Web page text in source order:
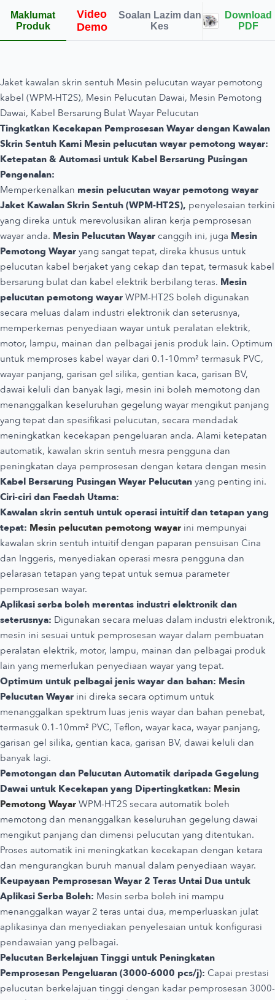
Maklumat
Produk
Video
Demo
Soalan Lazim dan
Kes
Download
PDF
Jaket kawalan skrin sentuh Mesin pelucutan wayar pemotong
kabel (WPM-HT2S), Mesin Pelucutan Dawai, Mesin Pemotong
Dawai, Kabel Bersarung Bulat Wayar Pelucutan
Tingkatkan Kecekapan Pemprosesan Wayar dengan Kawalan
Skrin Sentuh Kami Mesin pelucutan wayar pemotong wayar:
Ketepatan & Automasi untuk Kabel Bersarung Pusingan
Pengenalan:
Memperkenalkan mesin pelucutan wayar pemotong wayar
Jaket Kawalan Skrin Sentuh (WPM-HT2S), penyelesaian terkini
yang direka untuk merevolusikan aliran kerja pemprosesan
wayar anda. Mesin Pelucutan Wayar canggih ini, juga Mesin
Pemotong Wayar yang sangat tepat, direka khusus untuk
pelucutan kabel berjaket yang cekap dan tepat, termasuk kabel
bersarung bulat dan kabel elektrik berbilang teras. Mesin
pelucutan pemotong wayar WPM-HT2S boleh digunakan
secara meluas dalam industri elektronik dan seterusnya,
memperkemas penyediaan wayar untuk peralatan elektrik,
motor, lampu, mainan dan pelbagai jenis produk lain. Optimum
untuk memproses kabel wayar dari 0.1-10mm² termasuk PVC,
wayar panjang, garisan gel silika, gentian kaca, garisan BV,
dawai keluli dan banyak lagi, mesin ini boleh memotong dan
menanggalkan keseluruhan gegelung wayar mengikut panjang
yang tepat dan spesifikasi pelucutan, secara mendadak
meningkatkan kecekapan pengeluaran anda. Alami ketepatan
automatik, kawalan skrin sentuh mesra pengguna dan
peningkatan daya pemprosesan dengan ketara dengan mesin
Kabel Bersarung Pusingan Wayar Pelucutan yang penting ini.
Ciri-ciri dan Faedah Utama:
Kawalan skrin sentuh untuk operasi intuitif dan tetapan yang
tepat: Mesin pelucutan pemotong wayar ini mempunyai
kawalan skrin sentuh intuitif dengan paparan pensuisan Cina
dan Inggeris, menyediakan operasi mesra pengguna dan
pelarasan tetapan yang tepat untuk semua parameter
pemprosesan wayar.
Aplikasi serba boleh merentas industri elektronik dan
seterusnya: Digunakan secara meluas dalam industri elektronik,
mesin ini sesuai untuk pemprosesan wayar dalam pembuatan
peralatan elektrik, motor, lampu, mainan dan pelbagai produk
lain yang memerlukan penyediaan wayar yang tepat.
Optimum untuk pelbagai jenis wayar dan bahan: Mesin
Pelucutan Wayar ini direka secara optimum untuk
menanggalkan spektrum luas jenis wayar dan bahan penebat,
termasuk 0.1-10mm² PVC, Teflon, wayar kaca, wayar panjang,
garisan gel silika, gentian kaca, garisan BV, dawai keluli dan
banyak lagi.
Pemotongan dan Pelucutan Automatik daripada Gegelung
Dawai untuk Kecekapan yang Dipertingkatkan: Mesin
Pemotong Wayar WPM-HT2S secara automatik boleh
memotong dan menanggalkan keseluruhan gegelung dawai
mengikut panjang dan dimensi pelucutan yang ditentukan.
Proses automatik ini meningkatkan kecekapan dengan ketara
dan mengurangkan buruh manual dalam penyediaan wayar.
Keupayaan Pemprosesan Wayar 2 Teras Untai Dua untuk
Aplikasi Serba Boleh: Mesin serba boleh ini mampu
menanggalkan wayar 2 teras untai dua, memperluaskan julat
aplikasinya dan menyediakan penyelesaian untuk konfigurasi
pendawaian yang pelbagai.
Pelucutan Berkelajuan Tinggi untuk Peningkatan
Pemprosesan Pengeluaran (3000-6000 pcs/j): Capai prestasi
pelucutan berkelajuan tinggi dengan kadar pemprosesan 3000-